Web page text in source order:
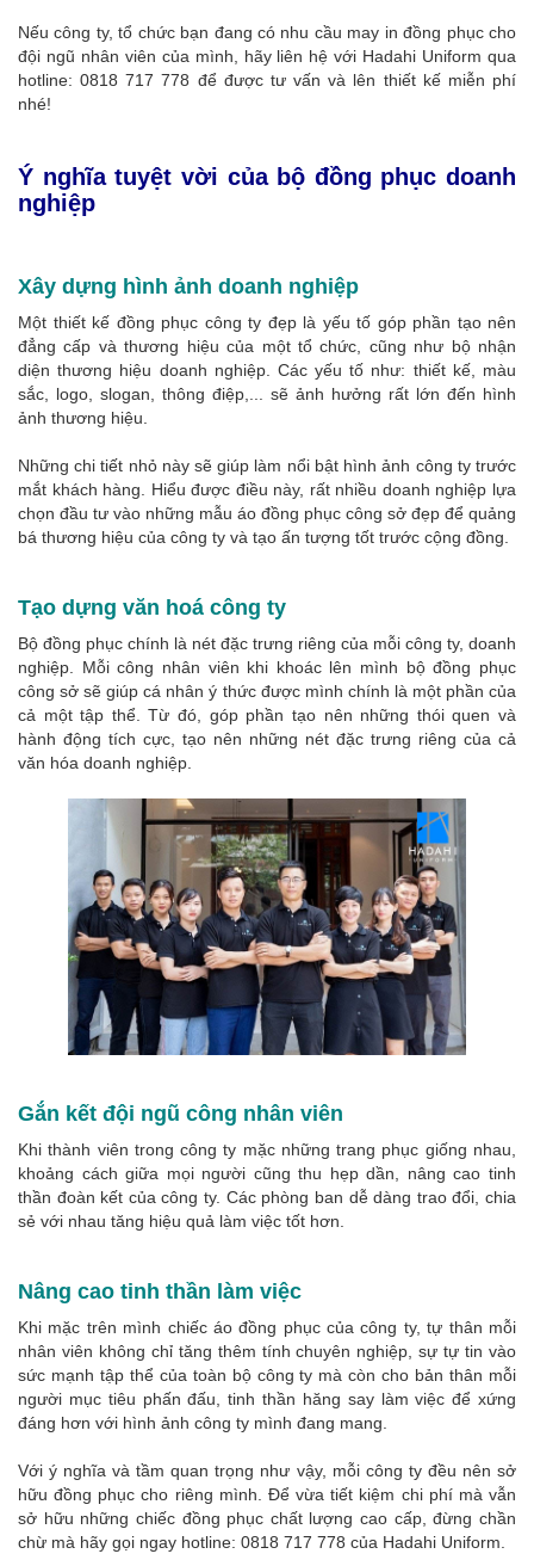
Nếu công ty, tổ chức bạn đang có nhu cầu may in đồng phục cho
đội ngũ nhân viên của mình, hãy liên hệ với Hadahi Uniform qua
hotline: 0818 717 778 để được tư vấn và lên thiết kế miễn phí
nhé!
Ý nghĩa tuyệt vời của bộ đồng phục doanh
nghiệp
Xây dựng hình ảnh doanh nghiệp
Một thiết kế đồng phục công ty đẹp là yếu tố góp phần tạo nên
đẳng cấp và thương hiệu của một tổ chức, cũng như bộ nhận
diện thương hiệu doanh nghiệp. Các yếu tố như: thiết kế, màu
sắc, logo, slogan, thông điệp,... sẽ ảnh hưởng rất lớn đến hình
ảnh thương hiệu.
Những chi tiết nhỏ này sẽ giúp làm nổi bật hình ảnh công ty trước
mắt khách hàng. Hiểu được điều này, rất nhiều doanh nghiệp lựa
chọn đầu tư vào những mẫu áo đồng phục công sở đẹp để quảng
bá thương hiệu của công ty và tạo ấn tượng tốt trước cộng đồng.
Tạo dựng văn hoá công ty
Bộ đồng phục chính là nét đặc trưng riêng của mỗi công ty, doanh
nghiệp. Mỗi công nhân viên khi khoác lên mình bộ đồng phục
công sở sẽ giúp cá nhân ý thức được mình chính là một phần của
cả một tập thể. Từ đó, góp phần tạo nên những thói quen và
hành động tích cực, tạo nên những nét đặc trưng riêng của cả
văn hóa doanh nghiệp.
Gắn kết đội ngũ công nhân viên
Khi thành viên trong công ty mặc những trang phục giống nhau,
khoảng cách giữa mọi người cũng thu hẹp dần, nâng cao tinh
thần đoàn kết của công ty. Các phòng ban dễ dàng trao đổi, chia
sẻ với nhau tăng hiệu quả làm việc tốt hơn.
Nâng cao tinh thần làm việc
Khi mặc trên mình chiếc áo đồng phục của công ty, tự thân mỗi
nhân viên không chỉ tăng thêm tính chuyên nghiệp, sự tự tin vào
sức mạnh tập thể của toàn bộ công ty mà còn cho bản thân mỗi
người mục tiêu phấn đấu, tinh thần hăng say làm việc để xứng
đáng hơn với hình ảnh công ty mình đang mang.
Với ý nghĩa và tầm quan trọng như vậy, mỗi công ty đều nên sở
hữu đồng phục cho riêng mình. Để vừa tiết kiệm chi phí mà vẫn
sở hữu những chiếc đồng phục chất lượng cao cấp, đừng chần
chừ mà hãy gọi ngay hotline: 0818 717 778 của Hadahi Uniform.